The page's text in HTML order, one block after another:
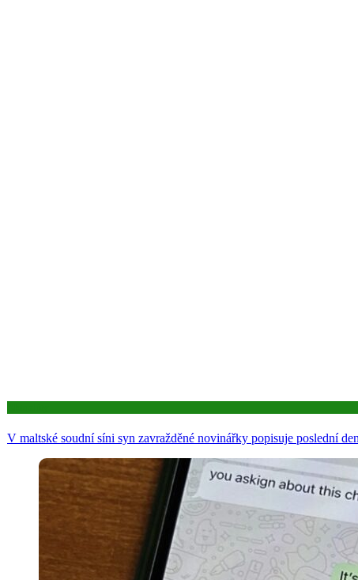
V maltské soudní síni syn zavražděné novinářky popisuje poslední